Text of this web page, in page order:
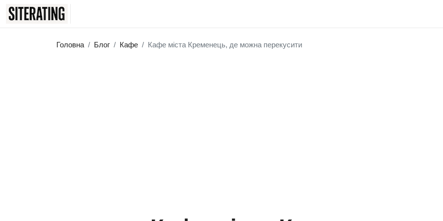
Головна Блог Кафе Кафе міста Кременець, де можна перекусити